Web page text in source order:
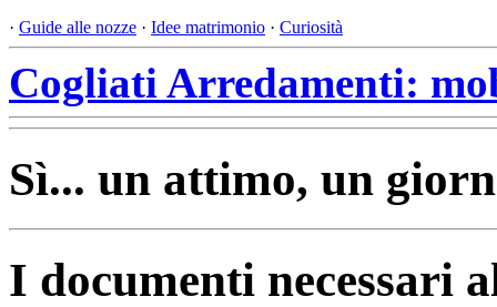
· Guide alle nozze · Idee matrimonio · Curiosità
Cogliati Arredamenti:
Sì... un attimo, un
I documenti necessari